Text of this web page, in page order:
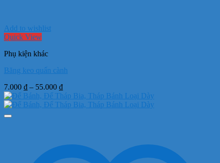
Add to wishlist
Quick View
Phụ kiện khác
Băng keo quấn cành
7.000 ₫ – 55.000 ₫Khoảng
giá:
từ